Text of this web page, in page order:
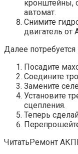
кронштейны,
автомат.
Снимите
двигатель от
Далее
Посадите
Соедините
Замените
Установите
сцепления.
Теперь
ЧитатьРемонт